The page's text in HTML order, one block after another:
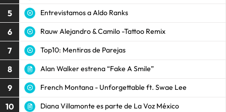
5 Entrevistamos a Aldo Ranks
6 Rauw Alejandro & Camilo -Tattoo Remix
7 Top10: Mentiras de Parejas
8 Alan Walker estrena “Fake A Smile”
9 French Montana - Unforgettable ft. Swae Lee
10 Diana Villamonte es parte de La Voz México